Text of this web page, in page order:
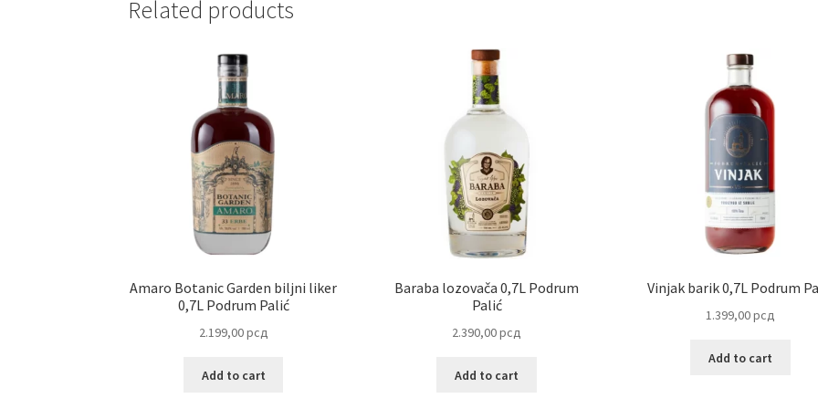
Related products
Amaro Botanic Garden biljni liker
0,7L Podrum Palić
2.199,00рсд
Add to cart
Baraba lozovača 0,7L Podrum
Palić
2.390,00рсд
Add to cart
Vinjak barik 0,7L Podrum
1.399,00рсд
Add to cart